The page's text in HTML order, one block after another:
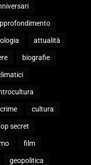
attualità
biografie
crime cultura
secret
film
geopolitica